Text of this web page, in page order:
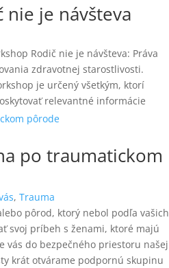
nie je návšteva
Rodič nie je návšteva: Práva
zdravotnej starostlivosti.
je určený všetkým, ktorí
relevantné informácie
po traumatickom
, Trauma
pôrod, ktorý nebol podľa vašich
svoj príbeh s ženami, ktoré majú
vás do bezpečného priestoru našej
krát otvárame podpornú skupinu